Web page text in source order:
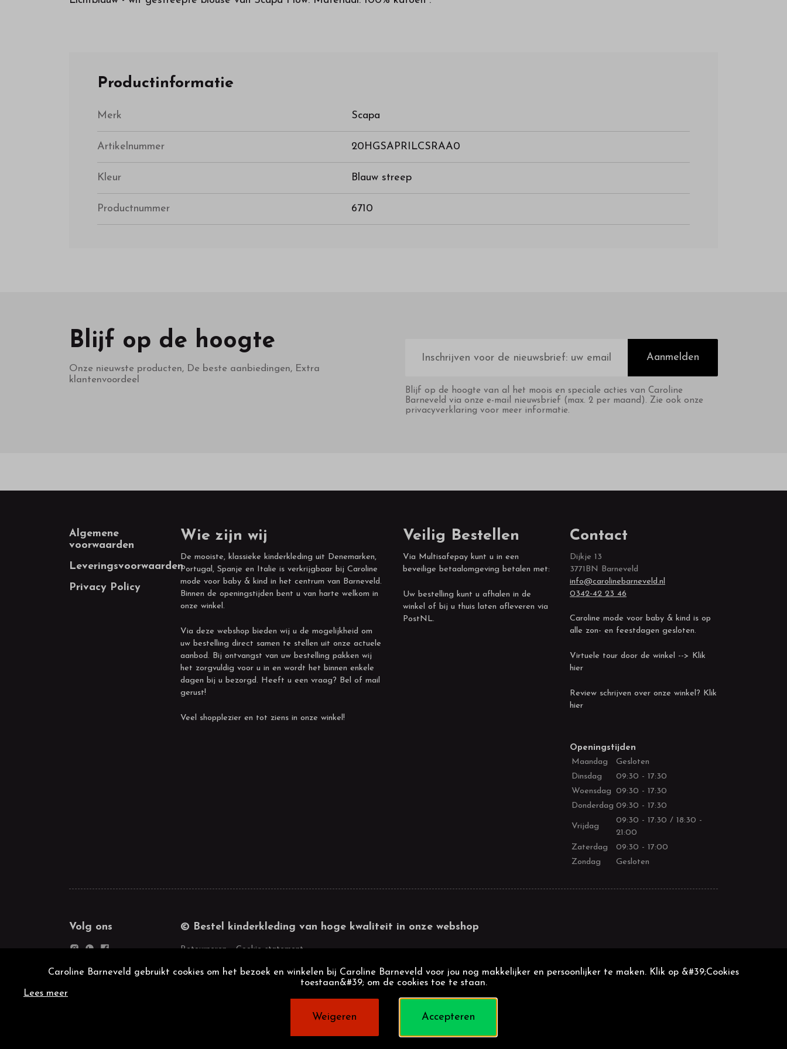
Productinformatie
Merk Scapa
Artikelnummer 20HGSAPRILCSRAA0
Kleur Blauw streep
Productnummer 6710
Blijf op de hoogte
Onze nieuwste producten, De beste aanbiedingen, Extra
klantenvoordeel
mailadres
Aanmelden
Blijf op de hoogte van al het moois en speciale acties van Caroline
Barneveld via onze e-mail nieuwsbrief (max. 2 per maand). Zie ook onze
privacyverklaring voor meer informatie.
Footer
Algemene
voorwaarden
Leveringsvoorwaarden
Privacy Policy
Wie zijn wij
De mooiste, klassieke kinderkleding uit Denemarken,
Portugal, Spanje en Italie is verkrijgbaar bij Caroline
mode voor baby & kind in het centrum van Barneveld.
Binnen de openingstijden bent u van harte welkom in
onze winkel.
Via deze webshop bieden wij u de mogelijkheid om
uw bestelling direct samen te stellen uit onze actuele
aanbod. Bij ontvangst van uw bestelling pakken wij
het zorgvuldig voor u in en wordt het binnen enkele
dagen bij u bezorgd. Heeft u een vraag? Bel of mail
gerust!
Veel shopplezier en tot ziens in onze winkel!
Veilig Bestellen
Via Multisafepay kunt u in een
beveilige betaalomgeving betalen met:
Uw bestelling kunt u afhalen in de
winkel of bij u thuis laten afleveren via
PostNL.
Contact
Dijkje 13
3771BN Barneveld
info@carolinebarneveld.nl
0342-42 23 46
Caroline mode voor baby & kind is op
alle zon- en feestdagen gesloten.
Virtuele tour door de winkel --> Klik
hier
Review schrijven over onze winkel? Klik
hier
Openingstijden
Maandag
Gesloten
Dinsdag
09:30 - 17:30
Woensdag 09:30 - 17:30
Donderdag 09:30 - 17:30
Vrijdag
09:30 - 17:30 / 18:30 -
21:00
Zaterdag
09:30 - 17:00
Zondag
Gesloten
Volg ons © Bestel kinderkleding van hoge kwaliteit in onze webshop
Retourneren Cookie statement
Caroline Barneveld gebruikt cookies om het bezoek en winkelen bij Caroline Barneveld voor jou nog makkelijker en persoonlijker te maken. Klik op &#39;Cookies
toestaan&#39; om de cookies toe te staan.
Lees meer
Weigeren Accepteren